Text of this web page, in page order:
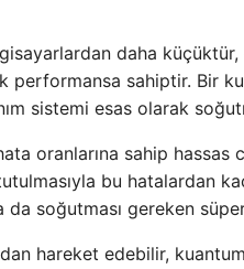
daha
performansa sahiptir. Bir
sistemi esas olarak
oranlarına sahip hassas
bu hatalardan
soğutması gereken
hareket edebilir,